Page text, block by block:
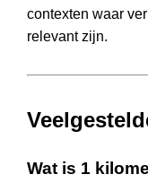
contexten waar
relevant zijn.
Wat is 1